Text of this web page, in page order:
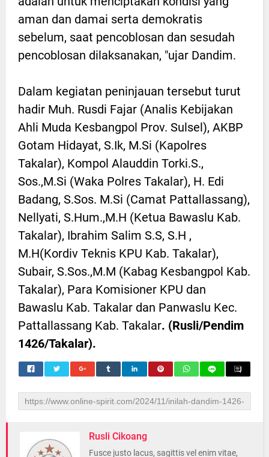
aman dan damai serta demokratis
sebelum, saat pencoblosan dan sesudah
pencoblosan dilaksanakan, "ujar Dandim.
Dalam kegiatan peninjauan tersebut turut
hadir Muh. Rusdi Fajar (Analis Kebijakan
Ahli Muda Kesbangpol Prov. Sulsel), AKBP
Gotam Hidayat, S.Ik, M.Si (Kapolres
Takalar), Kompol Alauddin Torki.S.,
Sos.,M.Si (Waka Polres Takalar), H. Edi
Badang, S.Sos. M.Si (Camat Pattallassang),
Nellyati, S.Hum.,M.H (Ketua Bawaslu Kab.
Takalar), Ibrahim Salim S.S, S.H ,
M.H(Kordiv Teknis KPU Kab. Takalar),
Subair, S.Sos.,M.M (Kabag Kesbangpol Kab.
Takalar), Para Komisioner KPU dan
Bawaslu Kab. Takalar dan Panwaslu Kec.
Pattallassang Kab. Takalar. (Rusli/Pendim
1426/Takalar).
Rusli Cikoang
Fusce justo lacus, sagittis vel enim vitae,